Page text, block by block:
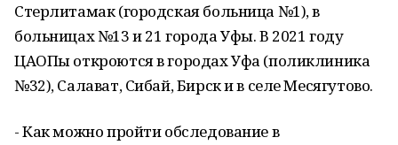
Стерлитамак (городская больница №1), в
больницах №13 и 21 города Уфы. В 2021 году
ЦАОПы откроются в городах Уфа (поликлиника
№32), Салават, Сибай, Бирск и в селе Месягутово.
- Как можно пройти обследование в